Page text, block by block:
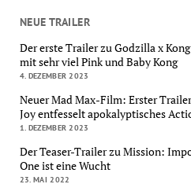
NEUE TRAILER
Der erste Trailer zu Godzilla x
mit sehr viel Pink und Baby Kong
4. DEZEMBER 2023
Neuer Mad Max-Film: Erster
Joy entfesselt apokalyptisches
1. DEZEMBER 2023
Der Teaser-Trailer zu Mission:
One ist eine Wucht
23. MAI 2022